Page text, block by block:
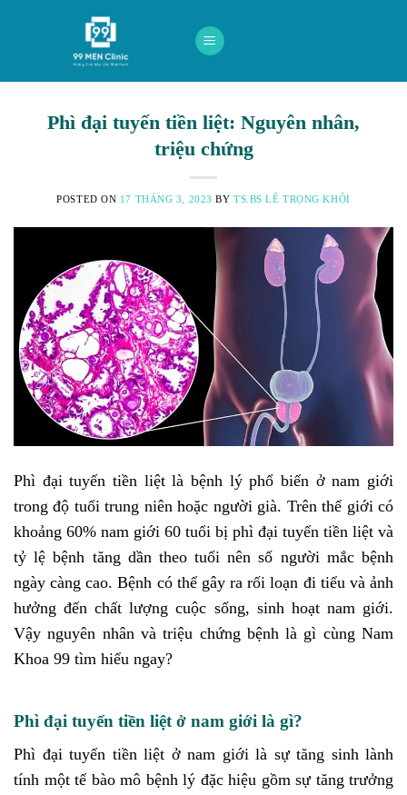
Phì đại tuyến tiền liệt: Nguyên nhân,
triệu chứng
POSTED ON 17 THÁNG 3, 2023 BYTS.BS LÊ TRỌNG KHÔI
Phì đại tuyến tiền liệt là bệnh lý phổ biến ở nam giới
trong độ tuổi trung niên hoặc người già. Trên thế giới có
khoảng 60% nam giới 60 tuổi bị phì đại tuyến tiền liệt và
tỷ lệ bệnh tăng dần theo tuổi nên số người mắc bệnh
ngày càng cao. Bệnh có thể gây ra rối loạn đi tiểu và ảnh
hưởng đến chất lượng cuộc sống, sinh hoạt nam giới.
Vậy nguyên nhân và triệu chứng bệnh là gì cùng Nam
Khoa 99 tìm hiểu ngay?
Phì đại tuyến tiền liệt ở nam giới là gì?
Phì đại tuyến tiền liệt ở nam giới là sự tăng sinh lành
tính một tế bào mô bệnh lý đặc hiệu gồm sự tăng trưởng